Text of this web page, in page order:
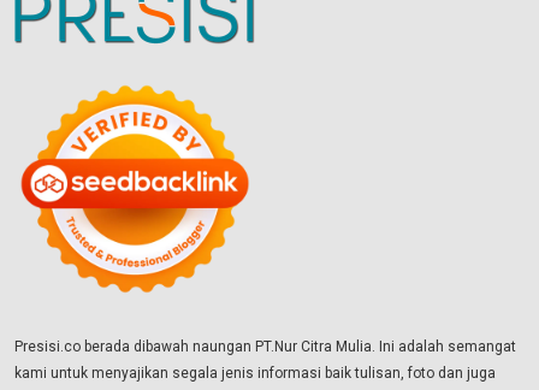
Presisi.co berada dibawah naungan PT.Nur Citra Mulia. Ini adalah semangat
kami untuk menyajikan segala jenis informasi baik tulisan, foto dan juga